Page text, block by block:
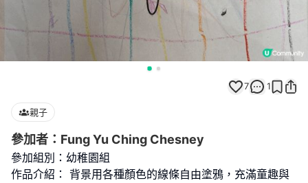
7 1
親子
參加者：Fung Yu Ching Chesney
參加組別：幼稚園組
作品介紹： 背景用各種顏色的線條自由塗鴉，充滿童趣與